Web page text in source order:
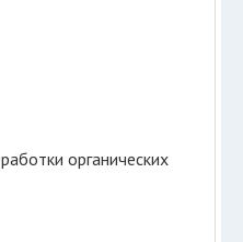
органических